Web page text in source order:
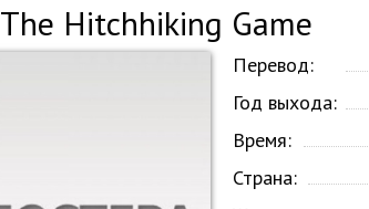
The Hitchhiking Game
Перевод:
Год выхода:
Время:
Страна: